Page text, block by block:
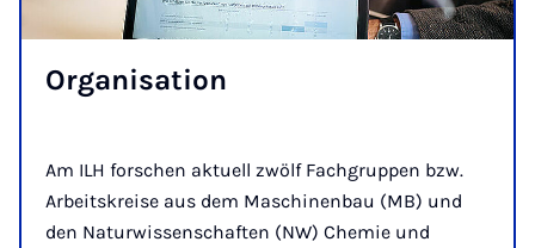
Or­ga­ni­sa­ti­on
Am ILH forschen aktuell zwölf Fachgruppen bzw.
Arbeitskreise aus dem Maschinenbau (MB) und
den Naturwissenschaften (NW) Chemie und